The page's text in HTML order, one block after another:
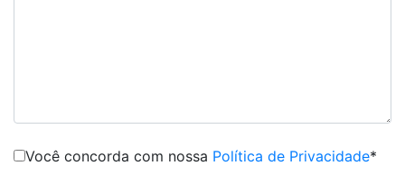
Você concorda com nossa Política de Privacidade*